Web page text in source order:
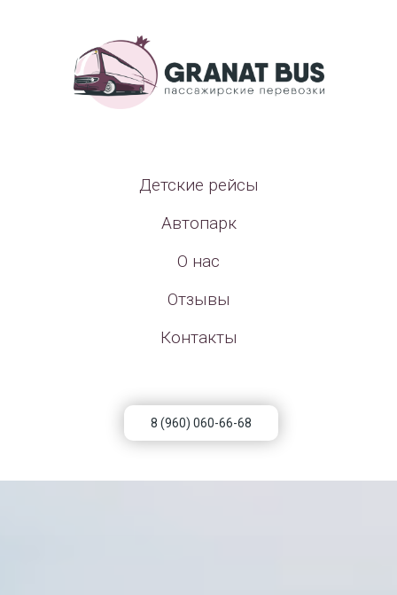
Детские рейсы
Автопарк
О нас
Отзывы
Контакты
8 (960) 060-66-68